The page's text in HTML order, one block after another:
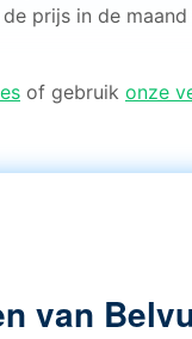
prijs in de
of gebruik onze
van